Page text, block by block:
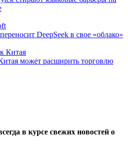
DeepSeek в свое «облако»
может расширить торговлю
в курсе свежих новостей о